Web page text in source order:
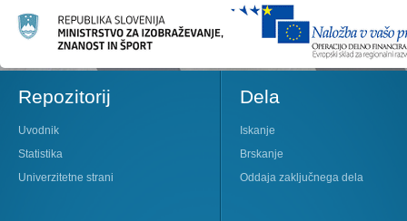
Repozitorij
Uvodnik
Statistika
Univerzitetne strani
Dela
Iskanje
Brskanje
Oddaja zaključnega dela